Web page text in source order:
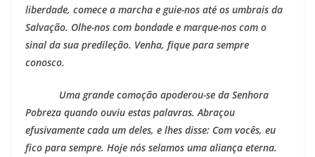
liberdade, comece a marcha e guie-nos até os umbrais da
Salvação. Olhe-nos com bondade e marque-nos com o
sinal da sua predileção. Venha, fique para sempre
conosco.
Uma grande comoção apoderou-se da Senhora
Pobreza quando ouviu estas palavras. Abraçou
efusivamente cada um deles, e lhes disse: Com vocês, eu
fico para sempre. Hoje nós selamos uma aliança eterna.